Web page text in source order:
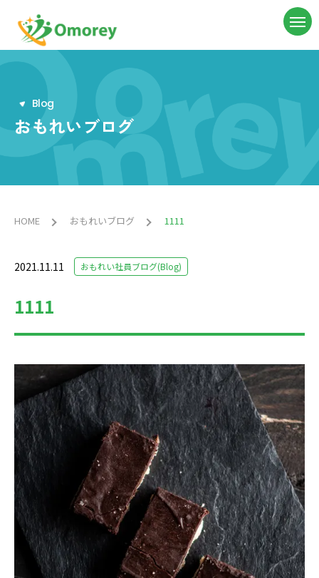
Blog
おもれいブログ
HOME おもれいブログ 1111
2021.11.11 おもれい社員ブログ(Blog)
1111